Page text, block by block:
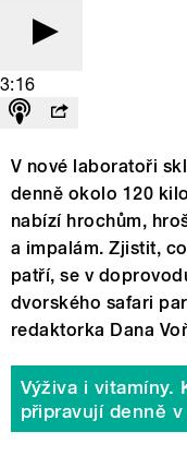
3:16
V nové laboratoři
denně okolo 120
nabízí hrochům,
a impalám. Zjistit,
patří, se v
dvorského safari
redaktorka Dana
Výživa i vitamíny.
připravují denně